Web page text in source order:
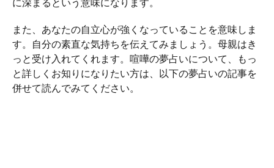
に深まるという意味になります。
また、あなたの自立心が強くなっていることを意味しま
す。自分の素直な気持ちを伝えてみましょう。母親はき
っと受け入れてくれます。喧嘩の夢占いについて、もっ
と詳しくお知りになりたい方は、以下の夢占いの記事を
併せて読んでみてください。